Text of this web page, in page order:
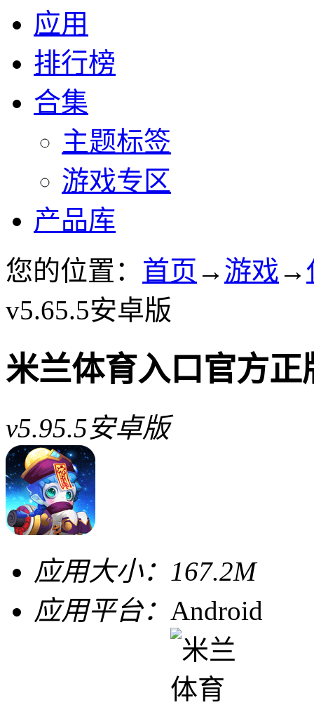
应用
排行榜
合集
主题标签
游戏专区
产品库
您的位置： 首页 → 游戏 →
v5.65.5安卓版
米兰体育入口官方正
v5.95.5安卓版
应用大小： 167.2M
应用平台： Android